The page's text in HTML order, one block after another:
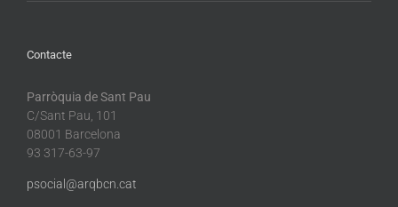
Contacte
Parròquia de Sant Pau
C/Sant Pau, 101
08001 Barcelona
93 317-63-97
psocial@arqbcn.cat